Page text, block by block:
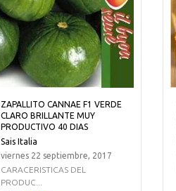
ZAPALLITO CANNAE F1 VERDE
CLARO BRILLANTE MUY
PRODUCTIVO 40 DIAS
Sais Italia
viernes 22 septiembre, 2017
CARACERISTICAS DEL
PRODUC...